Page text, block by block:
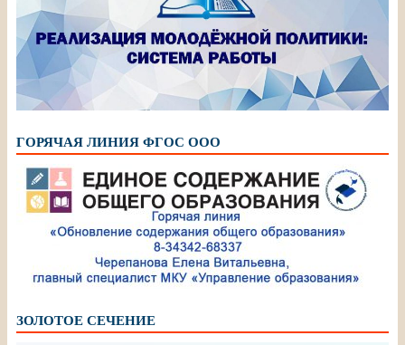
ГОРЯЧАЯ ЛИНИЯ ФГОС ООО
ЗОЛОТОЕ СЕЧЕНИЕ